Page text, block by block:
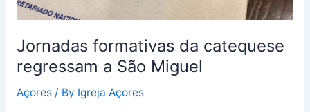
Jornadas formativas da catequese
regressam a São Miguel
Açores/ By Igreja Açores